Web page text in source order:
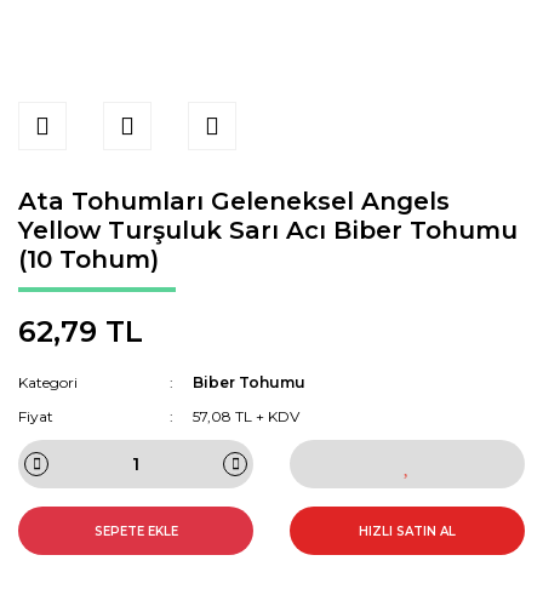
Ata Tohumları Geleneksel Angels
Yellow Turşuluk Sarı Acı Biber Tohumu
(10 Tohum)
62,79 TL
Kategori
Biber Tohumu
Fiyat
57,08 TL + KDV
SEPETE EKLE HIZLI SATIN AL